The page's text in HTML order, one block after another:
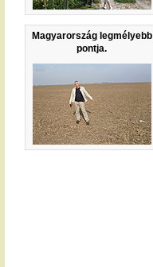
Magyarország legmélyebb
pontja.